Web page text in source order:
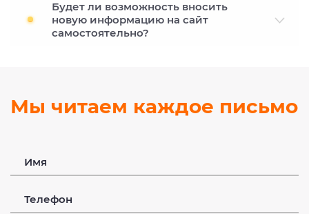
Будет ли возможность вносить
новую информацию на сайт
самостоятельно?
Мы читаем каждое письмо
Имя
Телефон